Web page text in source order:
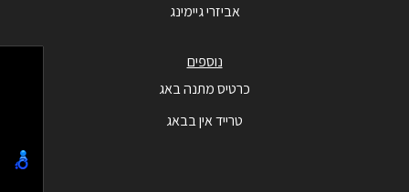
אביזרי גיימינג
נוספים
כרטיס מתנה באג
טרייד אין בבאג